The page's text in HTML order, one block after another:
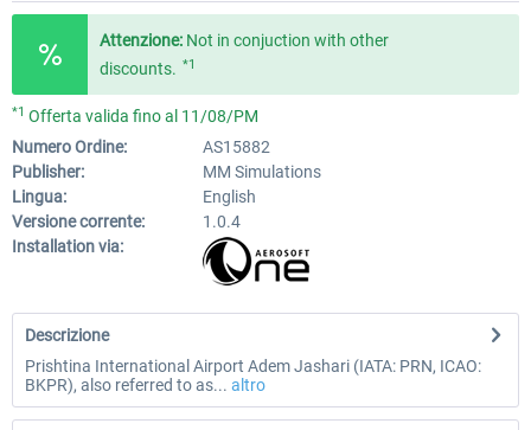
Attenzione: Not in conjuction with other
discounts. *1
*1 Offerta valida fino al 11/08/PM
Numero Ordine:
AS15882
Publisher:
MM Simulations
Lingua:
English
Versione corrente:
1.0.4
Installation via:
Descrizione
Prishtina International Airport Adem Jashari (IATA: PRN, ICAO:
BKPR), also referred to as... altro